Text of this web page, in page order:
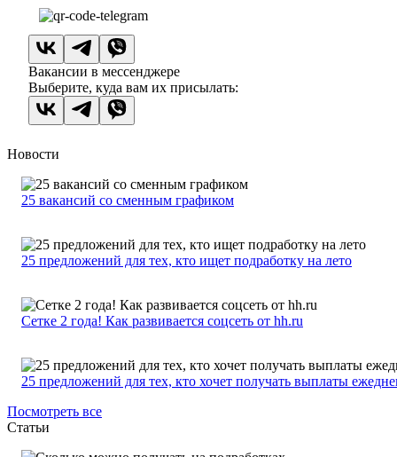
Вакансии в мессенджере
Выберите, куда вам их присылать:
Новости
25 вакансий со сменным графиком
25 предложений для тех, кто ищет подработку на лето
Сетке 2 года! Как развивается соцсеть от hh.ru
25 предложений для тех, кто хочет получать выплаты
Посмотреть все
Статьи